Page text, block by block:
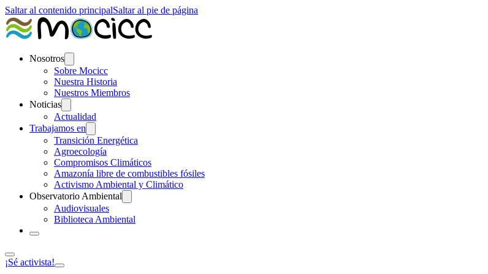
Saltar al contenido principalSaltar al pie de página
Nosotros
Sobre Mocicc
Nuestra Historia
Nuestros Miembros
Noticias
Actualidad
Trabajamos en
Transición Energética
Agroecología
Compromisos Climáticos
Amazonía libre de combustibles fósiles
Activismo Ambiental y Climático
Observatorio Ambiental
Audiovisuales
Biblioteca Ambiental
¡Sé activista!